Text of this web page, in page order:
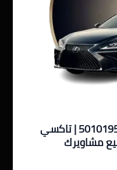
رقم تكسي الكويت: اتصل 50101951 | تاكسي
مشاويرك